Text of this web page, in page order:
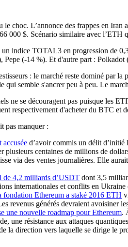
choc. L’annonce des frappes en
000 $. Scénario similaire avec
indice TOTAL3 en progression de
Pepe (-14 %). Et d'autre part :
: le marché reste dominé par la
qui semble s'ancrer peu à peu. Le
ne se découragent pas puisque les
respectivement d'acheter du BTC et
pas manquer :
accusée d’avoir commis un délit
plusieurs centaines de millions de
via des ventes journalières. Elle
de 4,2 milliards d’USDT dont 3,5
internationales et conflits en Ukraine
fondation Ethereum a staké 2016 ETH
revenus générés devraient avoisiner
une nouvelle roadmap pour Ethereum.
une résistance aux attaques
la direction vers laquelle se dirige le